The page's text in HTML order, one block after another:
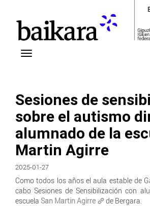
Sesiones de
sobre el autismo
alumnado de la
Martin Agirre
2025-01-27
Como todos los años el aula estable de
cabo Sesiones de Sensibilización con
escuela San Martin Agirre
de Bergara.